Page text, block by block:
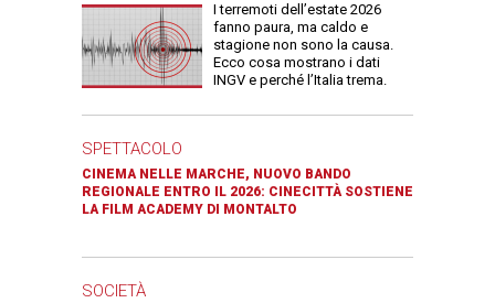
I terremoti dell’estate 2026
fanno paura, ma caldo e
stagione non sono la causa.
Ecco cosa mostrano i dati
INGV e perché l’Italia trema.
SPETTACOLO
CINEMA NELLE MARCHE, NUOVO BANDO
REGIONALE ENTRO IL 2026: CINECITTÀ SOSTIENE
LA FILM ACADEMY DI MONTALTO
SOCIETÀ